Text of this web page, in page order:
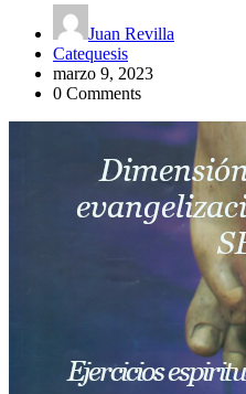
Juan Revilla
Catequesis
marzo 9, 2023
0 Comments